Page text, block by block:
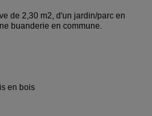
de 2,30 m2, d'un jardin/parc en
buanderie en commune.
en bois